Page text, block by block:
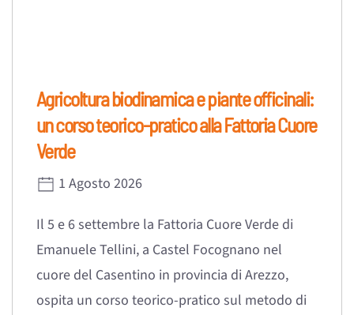
Agricoltura biodinamica e piante officinali:
un corso teorico-pratico alla Fattoria Cuore
Verde
1 Agosto 2026
Il 5 e 6 settembre la Fattoria Cuore Verde di
Emanuele Tellini, a Castel Focognano nel
cuore del Casentino in provincia di Arezzo,
ospita un corso teorico-pratico sul metodo di